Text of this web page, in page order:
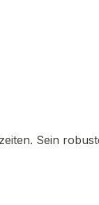
Sein